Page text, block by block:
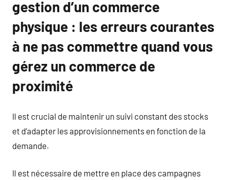
gestion d’un commerce
physique : les erreurs courantes
à ne pas commettre quand vous
gérez un commerce de
proximité
Il est crucial de maintenir un suivi constant des stocks
et d’adapter les approvisionnements en fonction de la
demande.
Il est nécessaire de mettre en place des campagnes